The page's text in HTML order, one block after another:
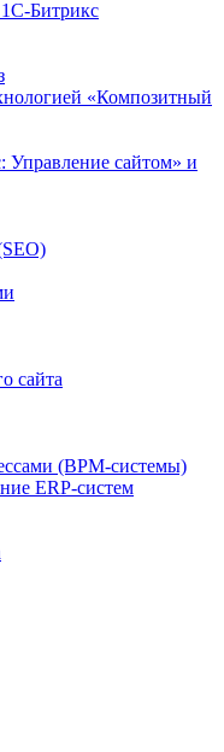
Битрикс
«Композитный
Управление сайтом» и
сайта
(BPM-системы)
ERP-систем